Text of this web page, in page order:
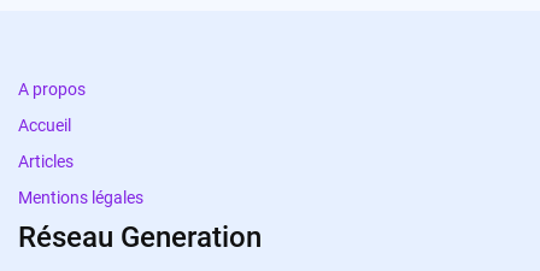
A propos
Accueil
Articles
Mentions légales
Réseau Generation